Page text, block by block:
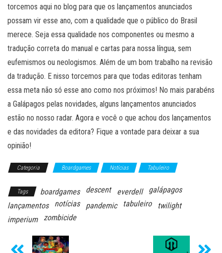
torcemos aqui no blog para que os lançamentos anunciados
possam vir esse ano, com a qualidade que o público do Brasil
merece. Seja essa qualidade nos componentes ou mesmo a
tradução correta do manual e cartas para nossa língua, sem
eufemismos ou neologismos. Além de um bom trabalho na revisão
da tradução. E nisso torcemos para que todas editoras tenham
essa meta não só esse ano como nos próximos! No mais parabéns
a Galápagos pelas novidades, alguns lançamentos anunciados
estão no nosso radar. Agora e você o que achou dos lançamentos
e das novidades da editora? Fique a vontade para deixar a sua
opinião!
Categoria Boardgames Notícias Tabuleiro
Tags boardgames descent everdell
galápagos
lançamentos
notícias pandemic tabuleiro
twilight
imperium
zombicide